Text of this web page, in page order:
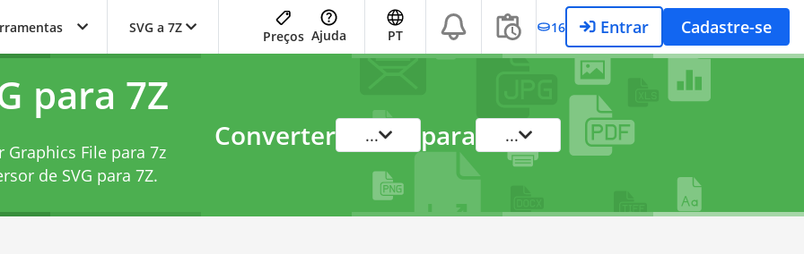
SVG a 7Z
Preços Ajuda PT 16 Entrar Cadastre-se
para 7Z
File para 7z
de SVG para 7Z.
Converter ... para ...